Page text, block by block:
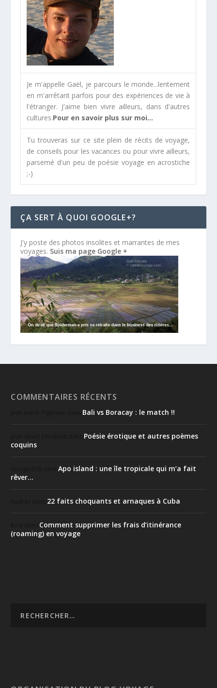
Je m'appelle Gaël, je parcours le monde...lentement
en m'arrêtant parfois pour des expériences de vie à
l'étranger. J'aime bien vivre ailleurs, dans d'autres
cultures.Pour en savoir plus sur moi...
Tu trouveras sur ce site plein de récits de voyage,
de conseils pour les vacances ou pour vivre ailleurs,
parsemé d'un peu de poésie voyage en acrostiche
;-)
ÇA SERT À QUOI GOOGLE+?
J'y poste des photos insolites et marrantes de mes
voyages. Suis ma page Google +
COMMENTAIRES RÉCENTS
Bali vs Boracay : le match !!
Poésie érotique et autres poèmes
coquins
dansApo island : une île tropicale qui m’a fait
rêver…
22 faits choquants et arnaques à Cuba
Comment supprimer les frais d’itinérance
(roaming) en voyage